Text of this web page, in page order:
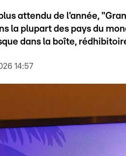
attendu de l'année,
la plupart des pays du
dans la boîte,
14:57